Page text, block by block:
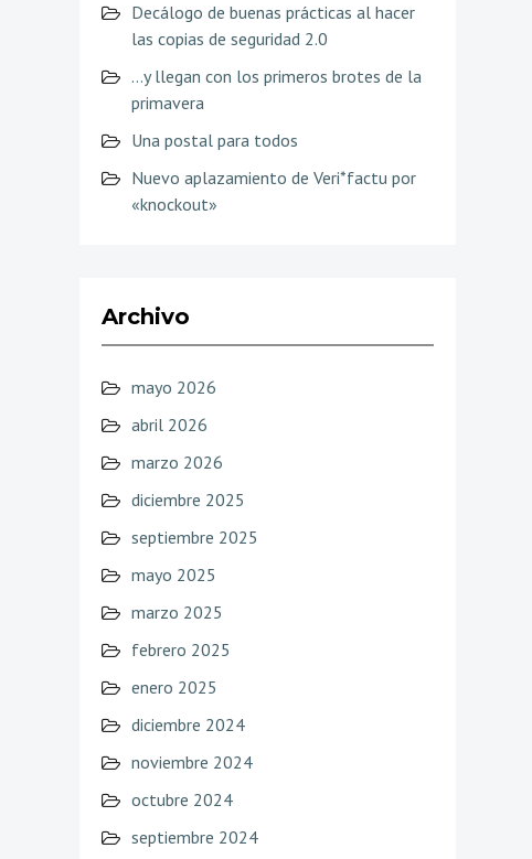
Decálogo de buenas prácticas al hacer
las copias de seguridad 2.0
…y llegan con los primeros brotes de la
primavera
Una postal para todos
Nuevo aplazamiento de Veri*factu por
«knockout»
Archivo
mayo 2026
abril 2026
marzo 2026
diciembre 2025
septiembre 2025
mayo 2025
marzo 2025
febrero 2025
enero 2025
diciembre 2024
noviembre 2024
octubre 2024
septiembre 2024